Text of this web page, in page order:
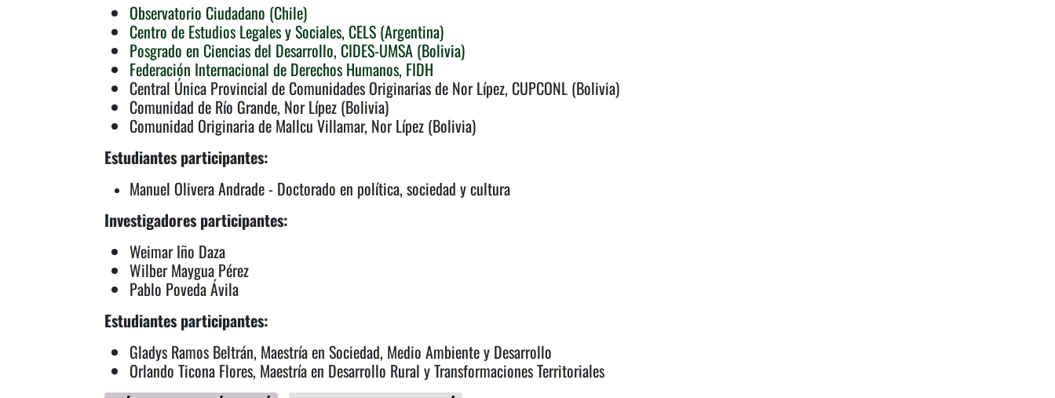
Observatorio Ciudadano (Chile)
Centro de Estudios Legales y Sociales, CELS (Argentina)
Posgrado en Ciencias del Desarrollo, CIDES-UMSA (Bolivia)
Federación Internacional de Derechos Humanos, FIDH
Central Única Provincial de Comunidades Originarias de Nor Lípez, CUPCONL (Bolivia)
Comunidad de Río Grande, Nor Lípez (Bolivia)
Comunidad Originaria de Mallcu Villamar, Nor Lípez (Bolivia)
Estudiantes participantes:
Manuel Olivera Andrade - Doctorado en política, sociedad y cultura
Investigadores participantes:
Weimar Iño Daza
Wilber Maygua Pérez
Pablo Poveda Ávila
Estudiantes participantes:
Gladys Ramos Beltrán, Maestría en Sociedad, Medio Ambiente y Desarrollo
Orlando Ticona Flores, Maestría en Desarrollo Rural y Transformaciones Territoriales